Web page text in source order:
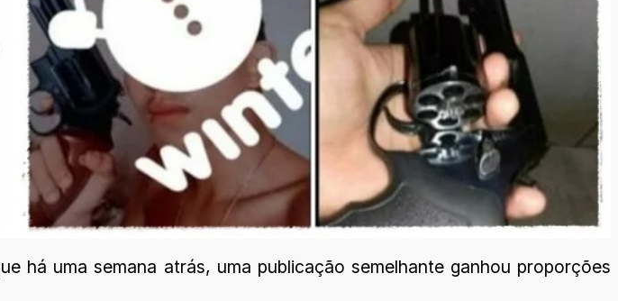
há uma semana atrás, uma publicação semelhante ganhou proporções